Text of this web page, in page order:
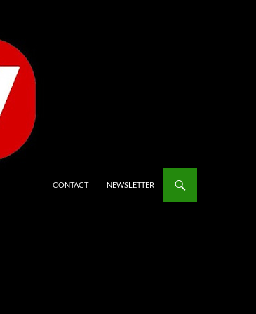
CONTACT NEWSLETTER